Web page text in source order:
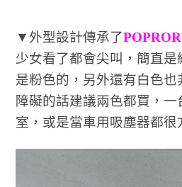
▼外型設計傳承了
少女看了都會尖叫，簡直是
是粉色的，另外還有白色
障礙的話建議兩色都買，一
室，或是當車用吸塵器都很